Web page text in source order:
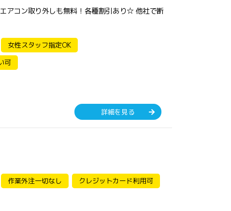
アコン取り外しも無料！各種割引あり☆ 他社で断
女性スタッフ指定OK
可
詳細を見る
作業外注一切なし
クレジットカード利用可